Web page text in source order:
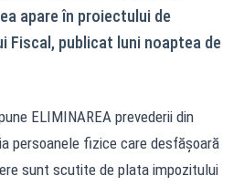
apare în proiectului de
Fiscal, publicat luni noaptea de
ELIMINAREA prevederii din
persoanele fizice care desfășoară
sunt scutite de plata impozitului